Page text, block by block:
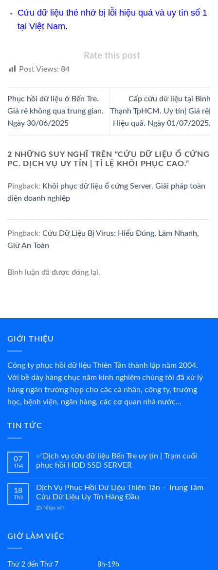
Cứu dữ liệu thẻ nhớ bị lỗi hiệu quả và uy tín số 1
tại Việt Nam.
Rate this post
Post Views: 84
Phục hồi dữ liệu ở Bến Tre.
Giá rẻ không qua trung gian.
Ngày 30/06/2025
Cấp cứu dữ liệu tại Bình
Thạnh TpHCM. Uy tín| Giá rẻ|
Hiệu quả. Ngày 01/07/2025.
2 NHỮNG SUY NGHĨ TRÊN “CỨU DỮ LIỆU Ổ CỨNG
PC. DỊCH VỤ UY TÍN | TỈ LỆ KHÔI PHỤC CAO.”
Pingback: Khôi phục dữ liệu ổ cứng Server. Giải pháp toàn
diện doanh nghiệp
Pingback: Cứu Dữ Liệu Bị Virus: Hiểu Đúng, Làm Nhanh,
Giữ An Toàn
Bình luận đã được đóng lại.
GIỚI THIỆU
Công ty phục hồi dữ liệu Thiên Tân thành lập năm 2004.
Với bề dày hàng chục năm kinh nghiệm chúng tôi đã xử lý
hàng ngàn trường hợp cho các cá nhân, công ty, trường
học, bệnh viện, ngân hàng, các cơ quan nhà nước…
TIN TỨC
07
Th4
✅Dịch vụ cứu dữ liệu Bến Tre uy tín | Trạm cuối
phục hồi HDD SSD SERVER
18
Th3
Dịch Vụ Phục Hồi Dữ Liệu Thiên Tân – Trung Tâm
Cứu Dữ Liệu Uy Tín Hàng Đầu
25 Nhận xét
GIỜ LÀM VIỆC
Thứ 2 đến Thứ 7 8h-19h